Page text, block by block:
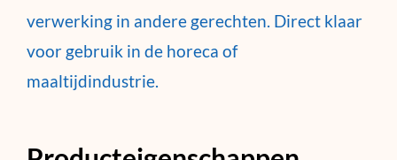
verwerking in andere gerechten. Direct klaar
voor gebruik in de horeca of
maaltijdindustrie.